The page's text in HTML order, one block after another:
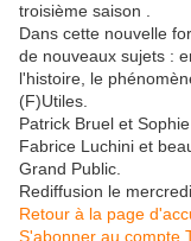
troisième saison .
Dans cette nouvelle
de nouveaux sujets :
l'histoire, le
(F)Utiles.
Patrick Bruel et
Fabrice Luchini et
Grand Public.
Rediffusion le
Retour à la page
S'abonner au compte